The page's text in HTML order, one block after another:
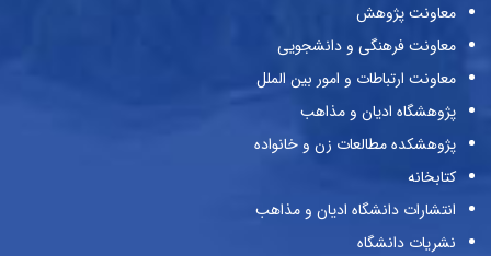
معاونت پژوهش
معاونت فرهنگی و دانشجویی
معاونت ارتباطات و امور بین الملل
پژوهشگاه ادیان و مذاهب
پژوهشکده مطالعات زن و خانواده
کتابخانه
انتشارات دانشگاه ادیان و مذاهب
نشریات دانشگاه